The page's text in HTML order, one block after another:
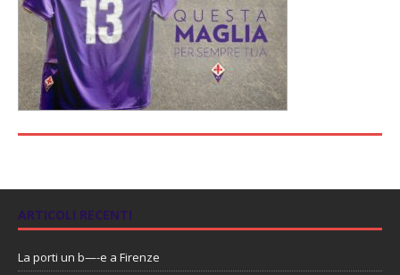
ARTICOLI RECENTI
La porti un b—-e a Firenze